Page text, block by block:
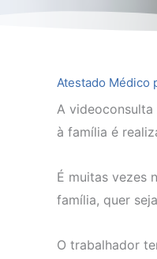
Atestado Médico
A
à família é
É muitas vezes
família, quer
O trabalhador